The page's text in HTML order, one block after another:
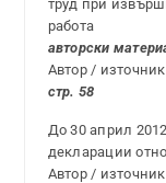
труд при
работа
авторски
Автор /
стр. 58
До 30 април
декларации
Автор /